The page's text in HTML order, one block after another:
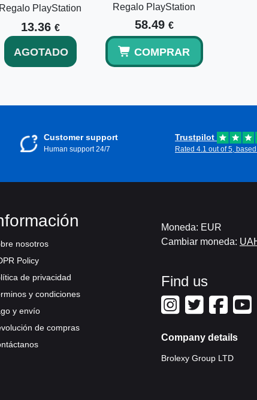
Regalo PlayStation
13.36 €
AGOTADO
Regalo PlayStation
58.49 €
COMPRAR
Customer support
Human support 24/7
Trustpilot
Rated 4.1 out of 5,
nosotros
Policy
de privacidad
y condiciones
y envío
de compras
Moneda: EUR
Cambiar moneda:
Find us
Company details
Brolexy Group LTD